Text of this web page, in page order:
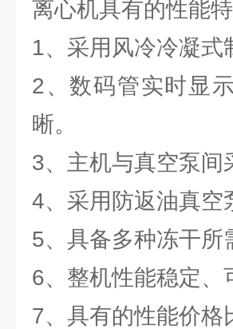
离心机具有的性能特
1、采用风冷冷凝
2、数码管实时显
晰。
3、主机与真空泵间
4、采用防返油真空
5、具备多种冻干所
6、整机性能稳定、
7、具有的性能价格